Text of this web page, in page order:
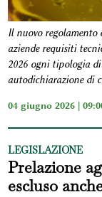
Il nuovo regolamento
aziende requisiti
2026 ogni tipologia
autodichiarazione di
04 giugno 2026 |
LEGISLAZIONE
Prelazione
escluso